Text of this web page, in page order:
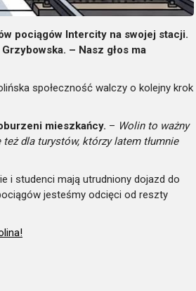
pociągów Intercity na swojej stacji.
– Nasz głos ma
społeczność walczy o kolejny krok
mieszkańcy. – Wolin to ważny
dla turystów, którzy latem tłumnie
i studenci mają utrudniony dojazd do
jesteśmy odcięci od reszty